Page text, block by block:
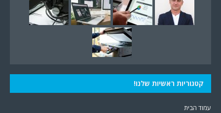
קטגוריות ראשיות שלנו!
עמוד הבית